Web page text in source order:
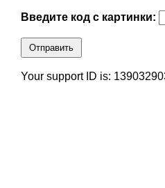
Введите код с картинки:
Отправить
Your support ID is: